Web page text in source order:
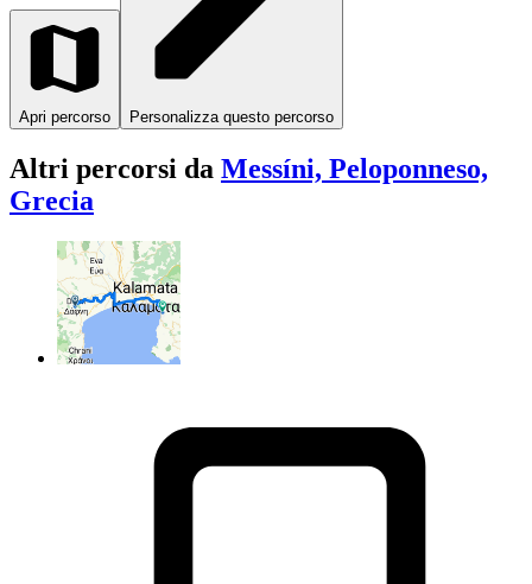
Apri percorso Personalizza questo percorso
Altri percorsi da Messíni, Peloponneso,
Grecia